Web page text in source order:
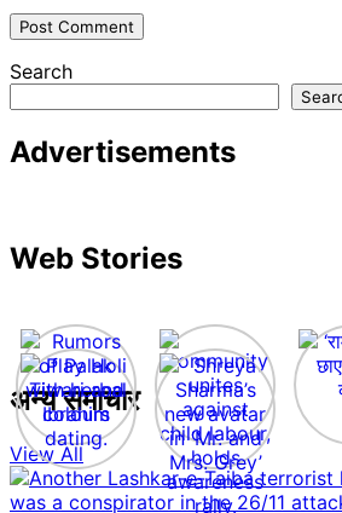
Search
Advertisements
Web Stories
अन्य समाचार
View All